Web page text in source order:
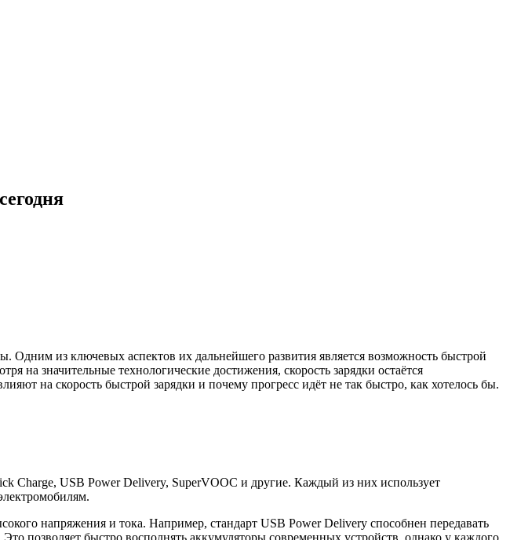
из ключевых аспектов их дальнейшего развития является возможность быстрой
на значительные технологические достижения, скорость зарядки остаётся
на скорость быстрой зарядки и почему прогресс идёт не так быстро, как хотелось бы.
Charge, USB Power Delivery, SuperVOOC и другие. Каждый из них использует
напряжения и тока. Например, стандарт USB Power Delivery способнен передавать